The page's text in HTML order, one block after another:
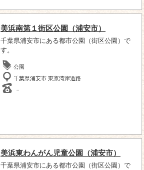
美浜南第１街区公園（浦安市）
千葉県浦安市にある都市公園（街区公園）で
す。
公園
千葉県浦安市 東京湾岸道路
－
美浜東わんがん児童公園（浦安市）
千葉県浦安市にある都市公園（街区公園）で